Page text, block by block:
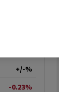
+/-%
-0.23%